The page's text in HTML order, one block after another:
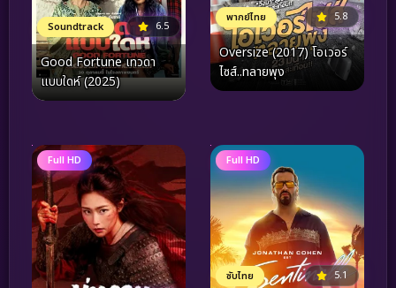
Soundtrack 6.5
Good Fortune เทวดา
แบบใดห์ (2025)
พากย์ไทย 5.8
Oversize (2017) โอเวอร์
ไซส์..ทลายพุง
Full HD Full HD
ซับไทย 5.1